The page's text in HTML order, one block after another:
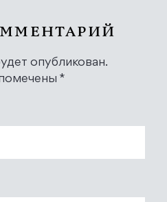
опубликован.
*